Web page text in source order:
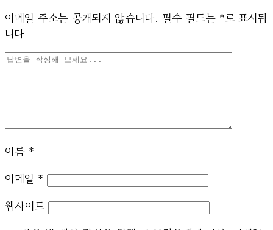
이메일 주소는 공개되지 않습니다. 필수 필드는 *로 표시됩
니다
이름 *
이메일 *
웹사이트